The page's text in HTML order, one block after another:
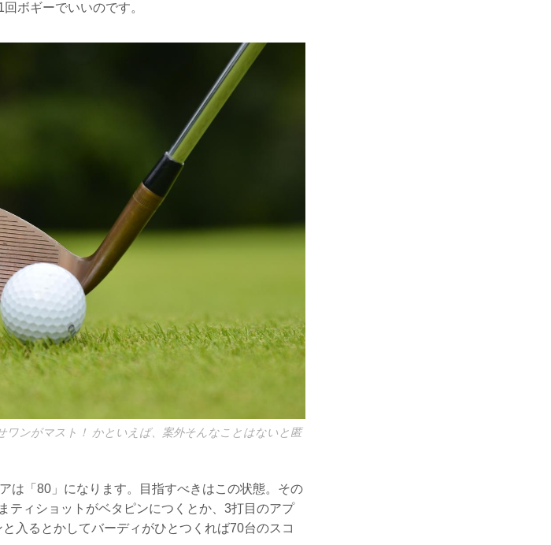
ボギーでいいのです。
ンがマスト！ かといえば、案外そんなことはないと匿
は「80」になります。目指すべきはこの状態。その
ティショットがベタピンにつくとか、3打目のアプ
入るとかしてバーディがひとつくれば70台のスコ